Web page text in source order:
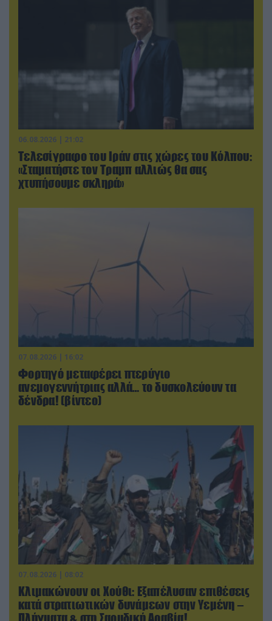
06.08.2026 | 21:02
Τελεσίγραφο του Ιράν στις χώρες του Κόλπου:
«Σταματήστε τον Τραμπ αλλιώς θα σας
χτυπήσουμε σκληρά»
07.08.2026 | 16:02
Φορτηγό μεταφέρει πτερύγιο
ανεμογεννήτριας αλλά… το δυσκολεύουν τα
δένδρα! (βίντεο)
07.08.2026 | 08:02
Κλιμακώνουν οι Χούθι: Eξαπέλυσαν επιθέσεις
κατά στρατιωτικών δυνάμεων στην Υεμένη –
Πλήγματα & στη Σαουδική Αραβία!